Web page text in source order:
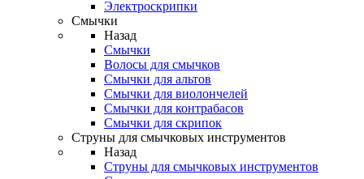
Электроскрипки
Смычки
Назад
Смычки
Волосы для смычков
Смычки для альтов
Смычки для виолончелей
Смычки для контрабасов
Смычки для скрипок
Струны для смычковых инструментов
Назад
Струны для смычковых инструментов